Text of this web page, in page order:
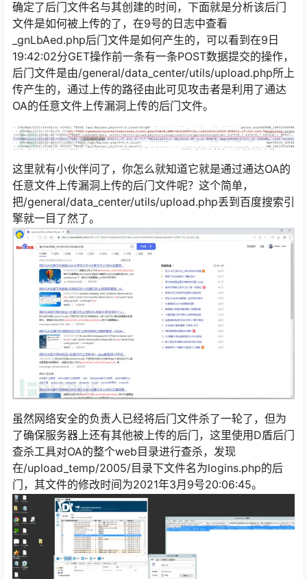
确定了后门文件名与其创建的时间，下面就是分析该后门
文件是如何被上传的了，在9号的日志中查看
_gnLbAed.php后门文件是如何产生的，可以看到在9日
19:42:02分GET操作前一条有一条POST数据提交的操作，
后门文件是由/general/data_center/utils/upload.php所上
传产生的，通过上传的路径由此可见攻击者是利用了通达
OA的任意文件上传漏洞上传的后门文件。
这里就有小伙伴问了，你怎么就知道它就是通过通达OA的
任意文件上传漏洞上传的后门文件呢？这个简单，
把/general/data_center/utils/upload.php丢到百度搜索引
擎就一目了然了。
虽然网络安全的负责人已经将后门文件杀了一轮了，但为
了确保服务器上还有其他被上传的后门，这里使用D盾后门
查杀工具对OA的整个web目录进行查杀，发现
在/upload_temp/2005/目录下文件名为logins.php的后
门，其文件的修改时间为2021年3月9号20:06:45。